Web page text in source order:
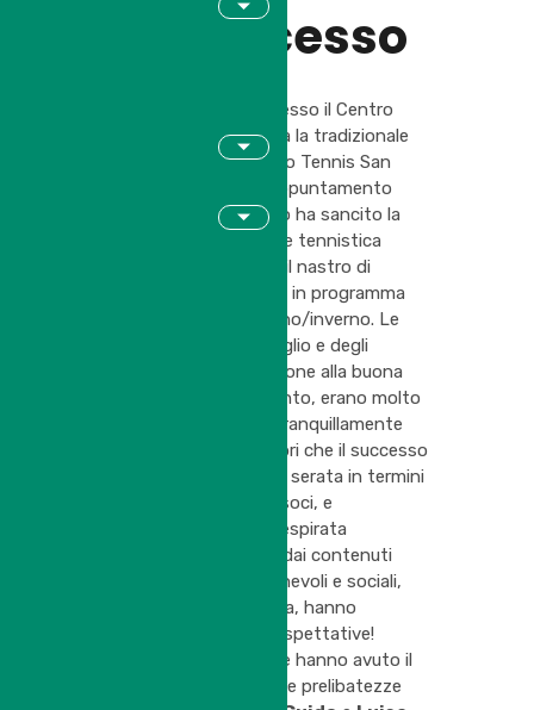
un successo
Sabato 17 Ottobre presso il Centro
Don Bosco si è tenuta la tradizionale
cena sociale del Circolo Tennis San
Felice, immancabile appuntamento
autunnale che di fatto ha sancito la
chiusura della stagione tennistica
estiva, ed ha tagliato il nastro di
partenza delle attività in programma
per la stagione autunno/inverno. Le
aspettative del Consiglio e degli
organizzatori, in relazione alla buona
riuscita di questo evento, erano molto
elevate, e possiamo tranquillamente
confermare a posteriori che il successo
riscontrato durante la serata in termini
di partecipazione dei soci, e
l’atmosfera festosa respirata
trattando argomenti dai contenuti
sportivi, solidali, amichevoli e sociali,
durante e dopo la cena, hanno
ripagato a pieno tali aspettative!
Il numero di coloro che hanno avuto il
piacere di assaporare le prelibatezze